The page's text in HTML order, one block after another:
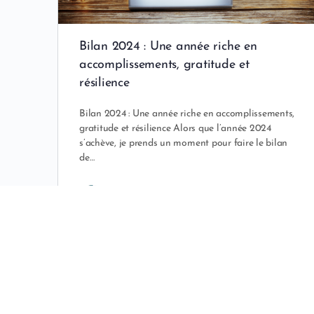
Bilan 2024 : Une année riche en
accomplissements, gratitude et
résilience
Bilan 2024 : Une année riche en accomplissements,
gratitude et résilience Alors que l’année 2024
s’achève, je prends un moment pour faire le bilan
de…